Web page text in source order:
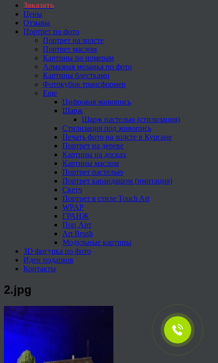
Заказать
Цены
Отзывы
Портрет по фото
Портрет на холсте
Портрет маслом
Картины по номерам
Алмазная мозаика по фото
Картины блестками
Фотокубик трансформер
Еще
Цифровая живопись
Шарж
Шарж пастелью (стилизация)
Стилизация под живопись
Печать фото на холсте в Кургане
Портрет на дереве
Картины на досках
Картины маслом
Портрет пастелью
Портрет карандашом (имитация)
Скетч
Портрет в стиле Touch Art
WPAP
ГРАНЖ
Поп Арт
Art Brush
Модульные картины
3D фигурка по фото
Идеи подарков
Контакты
2.jpg